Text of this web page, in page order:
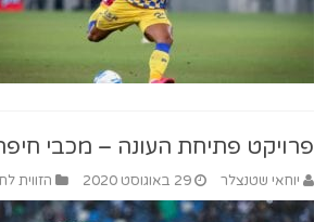
פרויקט פתיחת העונה – מכבי
יוחאי שטנצלר 29 באוגוסט 2020 הזווית